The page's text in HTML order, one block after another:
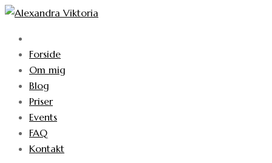
Skip
content
Forside
Om mig
Blog
Priser
Events
FAQ
Kontakt